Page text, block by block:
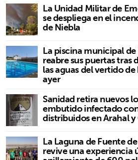
La Unidad Militar de
se despliega en el
de Niebla
La piscina municipal
reabre sus puertas tras
las aguas del vertido de
ayer
Sanidad retira nuevos
embutido infectado
distribuidos en Arahal
La Laguna de Fuente
revive una experiencia